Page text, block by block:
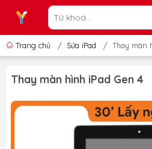
Trang chủ / Sửa iPad / Thay màn
Thay màn hình iPad Gen 4